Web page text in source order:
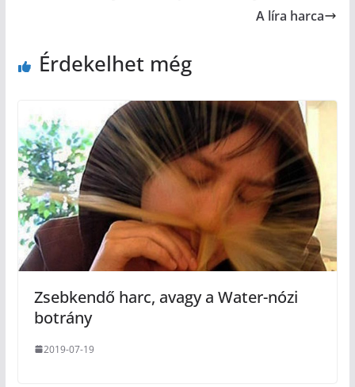
A líra harca
Érdekelhet még
Zsebkendő harc, avagy a Water-nózi
botrány
2019-07-19